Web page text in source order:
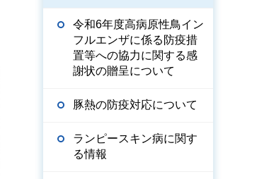
令和6年度高病原性鳥イン
フルエンザに係る防疫措
置等への協力に関する感
謝状の贈呈について
豚熱の防疫対応について
ランピースキン病に関す
る情報